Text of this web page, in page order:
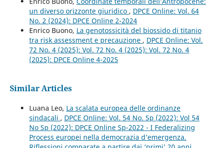
un diverso orizzonte giuridico , DPCE Online: Vol. 64
No. 2 (2024): DPCE Online 2-2024
Enrico Buono, La genotossicità del biossido di titanio
tra risk assessment e precauzione , DPCE Online: Vol.
72 No. 4 (2025): Vol. 72 No. 4 (2025): Vol. 72 No. 4
(2025): DPCE Online 4-2025
Similar Articles
Luana Leo, La scalata europea delle ordinanze
sindacali , DPCE Online: Vol. 54 No. Sp (2022): Vol 54
No Sp (2022): DPCE Online Sp-2022 - I Federalizing
Process europei nella democrazia d’emergenza.